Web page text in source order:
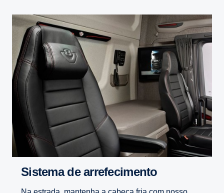
Sistema de arrefecimento